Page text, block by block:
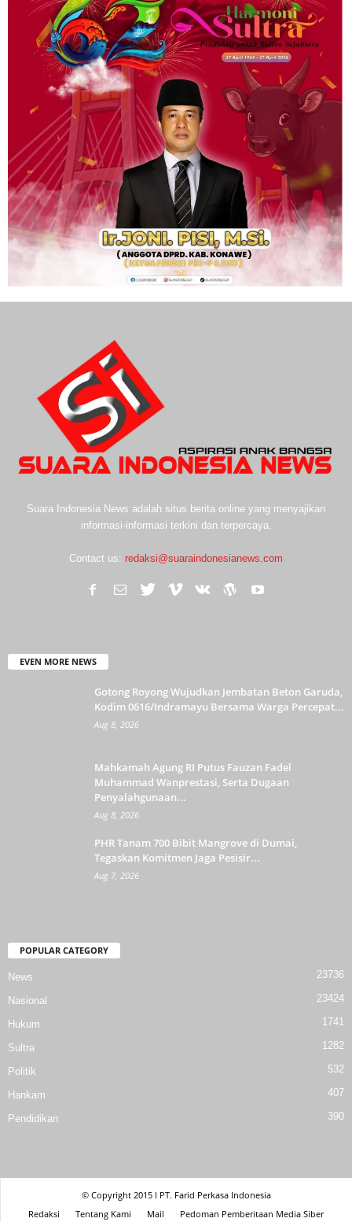
Suara Indonesia News adalah situs berita online yang menyajikan
informasi-informasi terkini dan terpercaya.
Contact us: redaksi@suaraindonesianews.com
EVEN MORE NEWS
Gotong Royong Wujudkan Jembatan Beton Garuda,
Kodim 0616/Indramayu Bersama Warga Percepat...
Aug 8, 2026
Mahkamah Agung RI Putus Fauzan Fadel
Muhammad Wanprestasi, Serta Dugaan
Penyalahgunaan...
Aug 8, 2026
PHR Tanam 700 Bibit Mangrove di Dumai,
Tegaskan Komitmen Jaga Pesisir...
Aug 7, 2026
POPULAR CATEGORY
News 23736
Nasional 23424
Hukum 1741
Sultra 1282
Politik 532
Hankam 407
Pendidikan 390
© Copyright 2015 l PT. Farid Perkasa Indonesia
Redaksi
Tentang Kami Mail Pedoman Pemberitaan Media Siber